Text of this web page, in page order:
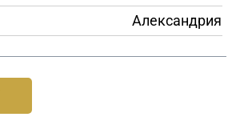
Александрия